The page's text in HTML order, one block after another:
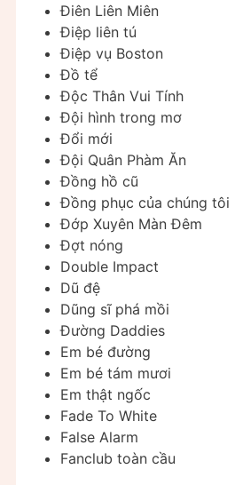
Điên Liên Miên
Điệp liên tú
Điệp vụ Boston
Đồ tể
Độc Thân Vui Tính
Đội hình trong mơ
Đổi mới
Đội Quân Phàm Ăn
Đồng hồ cũ
Đồng phục của chúng tôi
Đớp Xuyên Màn Đêm
Đợt nóng
Double Impact
Dũ đệ
Dũng sĩ phá mồi
Đường Daddies
Em bé đường
Em bé tám mươi
Em thật ngốc
Fade To White
False Alarm
Fanclub toàn cầu